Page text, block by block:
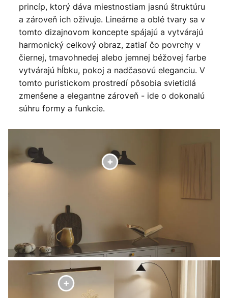
princíp, ktorý dáva miestnostiam jasnú štruktúru
a zároveň ich oživuje. Lineárne a oblé tvary sa v
tomto dizajnovom koncepte spájajú a vytvárajú
harmonický celkový obraz, zatiaľ čo povrchy v
čiernej, tmavohnedej alebo jemnej béžovej farbe
vytvárajú hĺbku, pokoj a nadčasovú eleganciu. V
tomto puristickom prostredí pôsobia svietidlá
zmenšene a elegantne zároveň - ide o dokonalú
súhru formy a funkcie.